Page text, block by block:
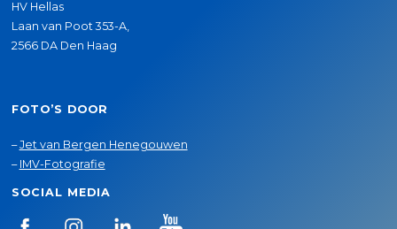
HV Hellas
Laan van Poot 353-A,
2566 DA Den Haag
FOTO’S DOOR
–Jet van Bergen Henegouwen
– IMV-Fotografie
SOCIAL MEDIA